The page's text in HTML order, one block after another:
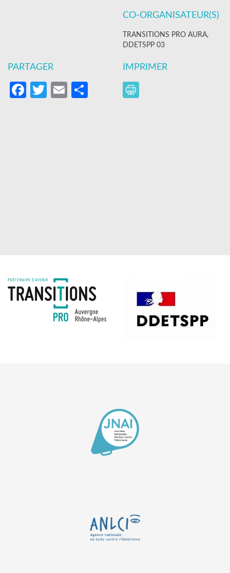
CO-ORGANISATEUR(S)
TRANSITIONS PRO AURA,
DDETSPP 03
PARTAGER
Facebook
Twitter
EmailPartager
IMPRIMER